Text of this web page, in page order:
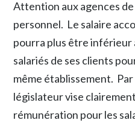
Attention aux agences
personnel. Le salaire
pourra plus être inférieur
salariés de ses clients
même établissement.
législateur vise
rémunération pour les